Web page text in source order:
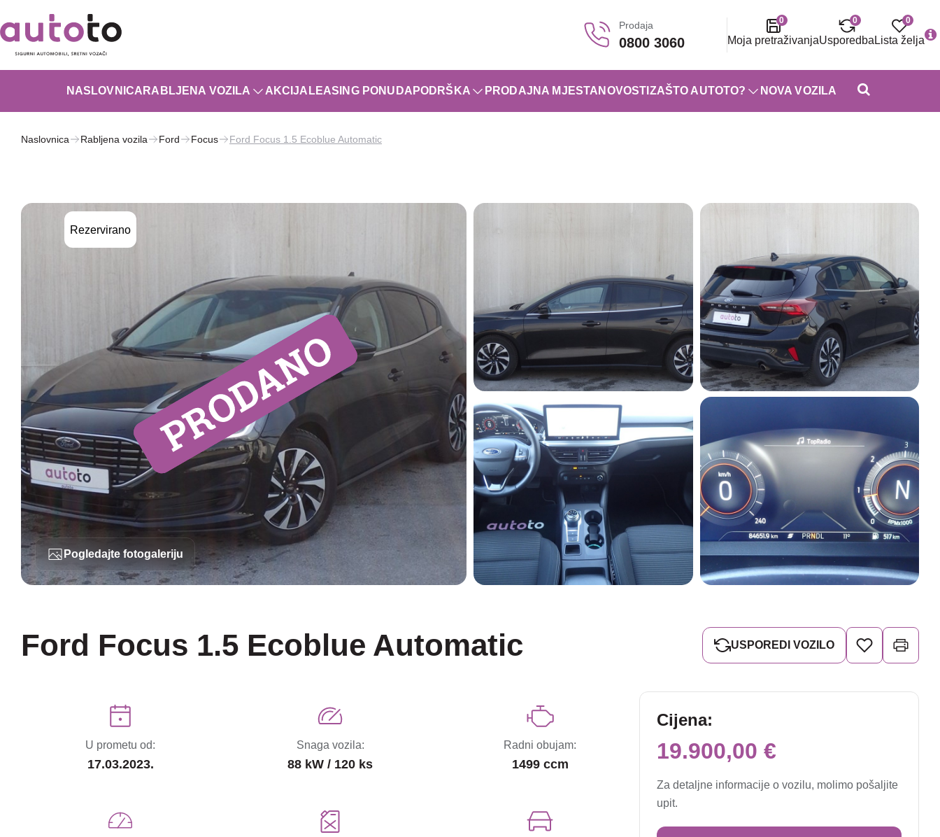
Prodaja
0800 3060
0
Moja pretraživanja
0
Usporedba
0
Lista želja
NASLOVNICA RABLJENA VOZILA AKCIJA LEASING PONUDA PODRŠKA PRODAJNA MJESTA NOVOSTI ZAŠTO AUTOTO? NOVA VOZILA
Naslovnica Rabljena vozila Ford Focus Ford Focus 1.5 Ecoblue Automatic
Rezervirano
Pogledajte fotogaleriju
Ford Focus 1.5 Ecoblue Automatic USPOREDI VOZILO
U prometu od:
17.03.2023.
Snaga vozila:
88 kW / 120 ks
Radni obujam:
1499 ccm
Cijena:
19.900,00 €
Za detaljne informacije o vozilu, molimo pošaljite
upit.